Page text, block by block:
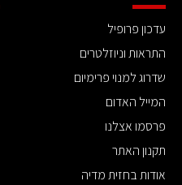
עדכון פרופיל
התראות וניוזלטרים
שדרוג למנוי פרימיום
המייל האדום
פרסמו אצלנו
תקנון האתר
אודות בחזית מדיה